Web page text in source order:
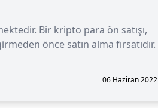
Bir kripto para ön satışı,
önce satın alma fırsatıdır.
06 Haziran 2022